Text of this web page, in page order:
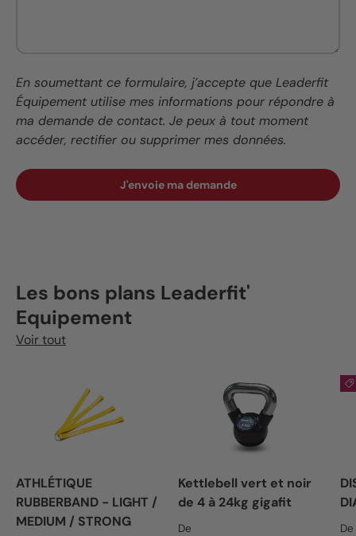
En soumettant ce formulaire, j’accepte que Leaderfit
Équipement utilise mes informations pour répondre à
ma demande de contact. Je peux à tout moment
accéder, rectifier ou supprimer mes données.
J'envoie ma demande
Les bons plans Leaderfit'
Equipement
Voir tout
ATHLÉTIQUE
RUBBERBAND - LIGHT /
MEDIUM / STRONG
Kettlebell vert et noir
de 4 à 24kg gigafit
Prix habituel
De De